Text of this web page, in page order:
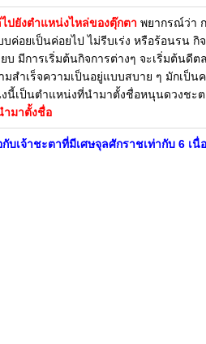
ปยังตำแหน่งไหล่ของตุ๊กตา พยากรณ์ว่า
ค่อยเป็นค่อยไป ไม่รีบเร่ง หรือร้อนรน กิ
บ มีการเริ่มต้นกิจการต่างๆ จะเริ่มต้นดีต
สำเร็จความเป็นอยู่แบบสบาย ๆ มักเป็น
นี้เป็นตำแหน่งที่นำมาตั้งชื่อหนุนดวงชะ
ำมาตั้งชื่อ
เจ้าชะตาที่มีเศษจุลศักราชเท่ากับ 6 เนื่